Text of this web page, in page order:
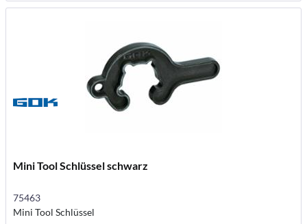
Mini Tool Schlüssel schwarz
75463
Mini Tool Schlüssel